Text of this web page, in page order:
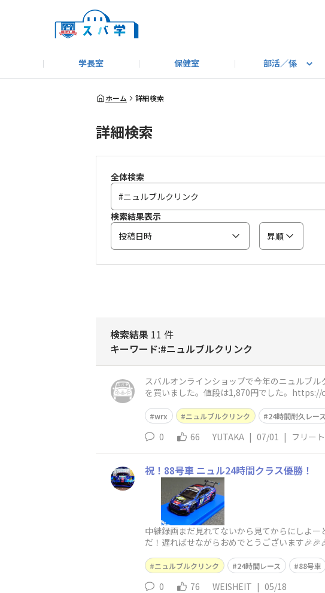
学長室 保健室 部活／係
キャンプ＆アウトドア部
モータースポーツ部
＃洗車同好会
その他
教えてコーナー
はじめましての方へ
SUBARUオフィシャルWebサイト
ホーム 詳細検索
詳細検索
全体検索
検索結果表示
投稿日時
昇順
検索結果 11 件
キーワード:#ニュルブルクリンク
スバルオンラインショップで今年のニュルブ
を買いました。値段は1,870円でした。
wrx ニュルブルクリンク 24時間耐久レース
0 66 YUTAKA | 07/01 | フリー
祝！88号車 ニュル24時間クラス優勝！
中継録画まだ見れてないから見てからにしよ
だ！遅ればせながらおめでとうございます
ニュルブルクリンク 24時間レース 88号車
0 76 WEISHEIT | 05/18